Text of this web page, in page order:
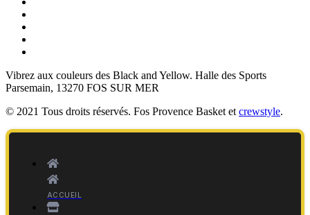
Vibrez aux couleurs des Black and Yellow. Halle des Sports
Parsemain, 13270 FOS SUR MER
© 2021 Tous droits réservés. Fos Provence Basket et crewstyle.
ACCUEIL